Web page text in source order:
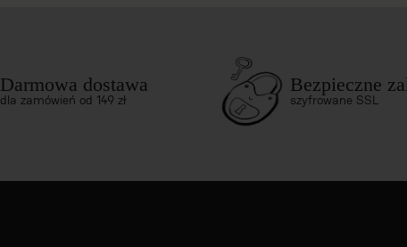
Darmowa dostawa
dla zamówień od 149 zł
Bezpieczne
szyfrowane SSL